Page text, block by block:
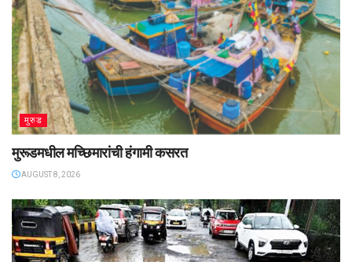
मुरुड
मुरूडमधील मच्छिमारांची हंगामी कसरत
AUGUST 8, 2026